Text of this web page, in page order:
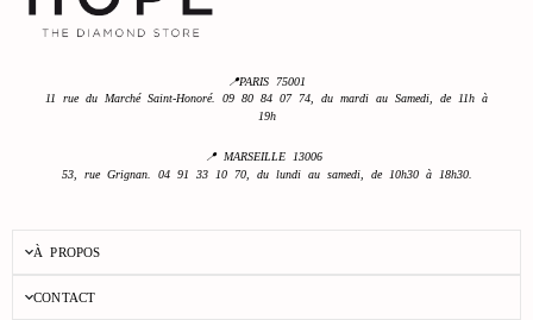
📍PARIS 75001
11 rue du Marché Saint-Honoré. 09 80 84 07 74, du mardi au Samedi, de 11h à
19h
📍 MARSEILLE 13006
53, rue Grignan. 04 91 33 10 70, du lundi au samedi, de 10h30 à 18h30.
À PROPOS
CONTACT